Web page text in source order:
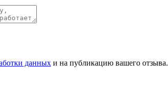
данных и на публикацию вашего отзыва.